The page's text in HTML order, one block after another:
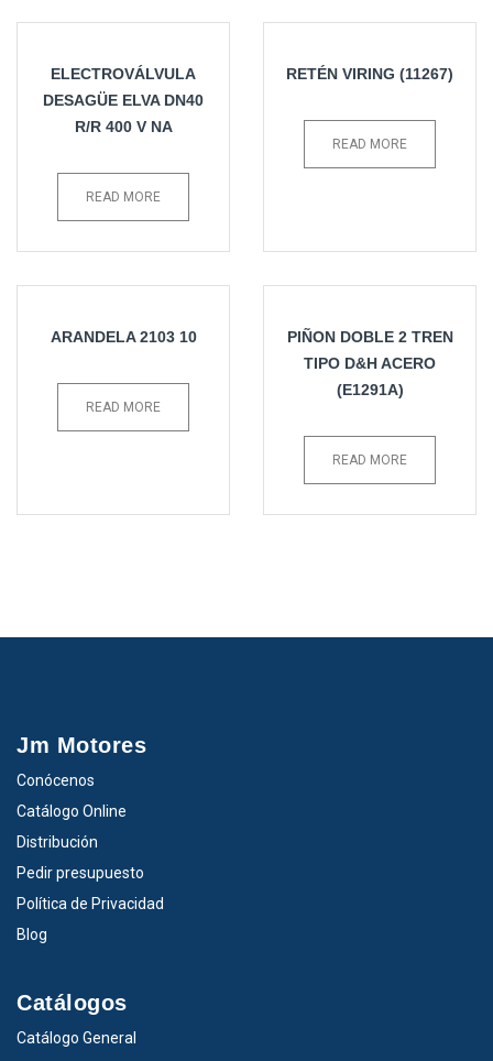
ELECTROVÁLVULA
DESAGÜE ELVA DN40
R/R 400 V NA
READ MORE
RETÉN VIRING (11267)
READ MORE
ARANDELA 2103 10
READ MORE
PIÑON DOBLE 2 TREN
TIPO D&H ACERO
(E1291A)
READ MORE
Jm Motores
Conócenos
Catálogo Online
Distribución
Pedir presupuesto
Política de Privacidad
Blog
Catálogos
Catálogo General